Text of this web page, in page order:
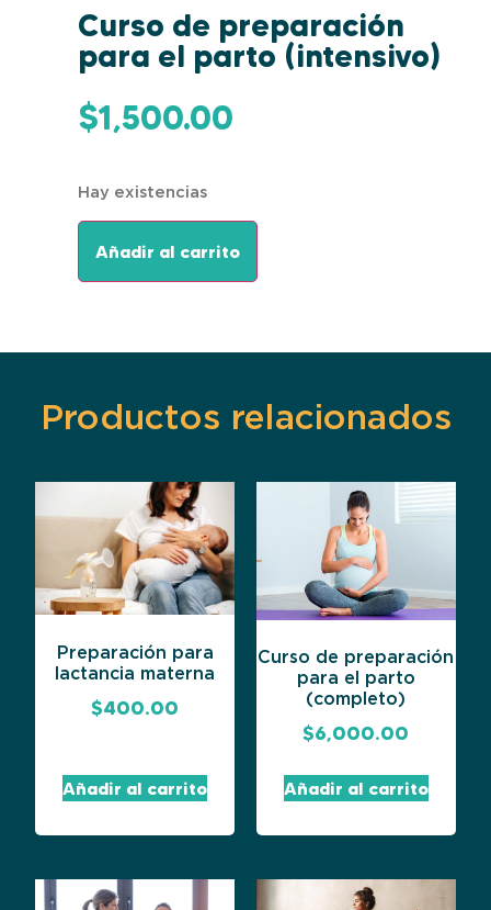
Curso de preparación
para el parto (intensivo)
$1,500.00
Hay existencias
Añadir al carrito
Productos relacionados
Preparación para
lactancia materna
$400.00
Añadir al carrito
Curso de preparación
para el parto
(completo)
$6,000.00
Añadir al carrito